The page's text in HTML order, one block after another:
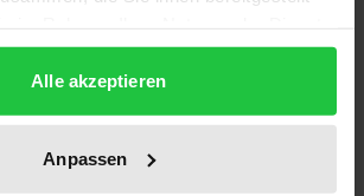
Alle akzeptieren
Anpassen
und Stiftungsrecht,
nebst Online-Zahlungsdiensten